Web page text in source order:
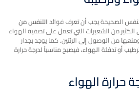
الصحيحة يجب أن تعرف فوائدالتنفس من
الكثير من الشعيرات التي تعمل على تصفية الهواء
من الوصول إلى الرئتين. كما يوجد بجدار
أو تدفئة الهواء، فيصبح مناسباً لدرجة حرارة
حرارة الهواء